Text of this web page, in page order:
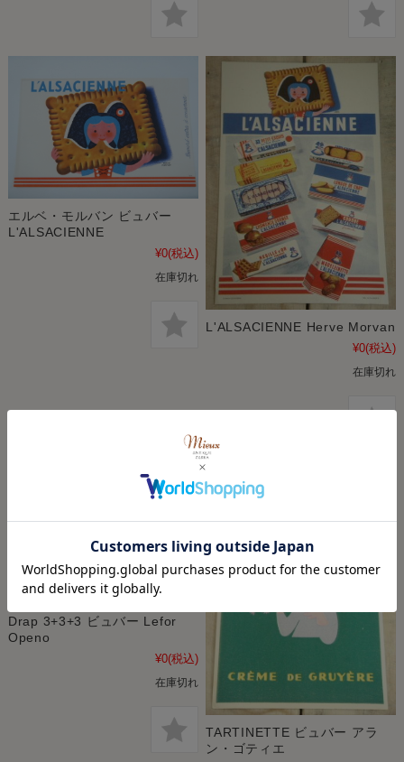
エルベ・モルバン ビュバー
L'ALSACIENNE
¥0(税込)
在庫切れ
L'ALSACIENNE Herve Morvan
¥0(税込)
在庫切れ
Drap 3+3+3 ビュバー Lefor
Openo
¥0(税込)
在庫切れ
TARTINETTE ビュバー アラ
ン・ゴティエ